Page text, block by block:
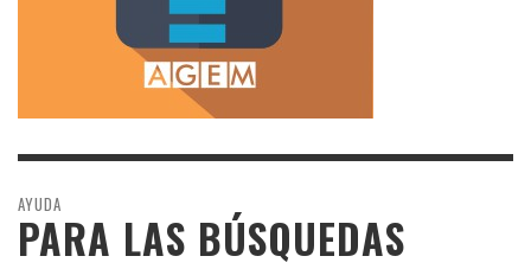
AYUDA
PARA LAS BÚSQUEDAS